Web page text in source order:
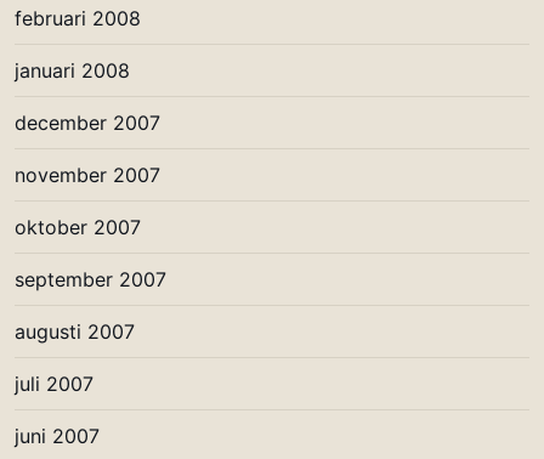
februari 2008
januari 2008
december 2007
november 2007
oktober 2007
september 2007
augusti 2007
juli 2007
juni 2007